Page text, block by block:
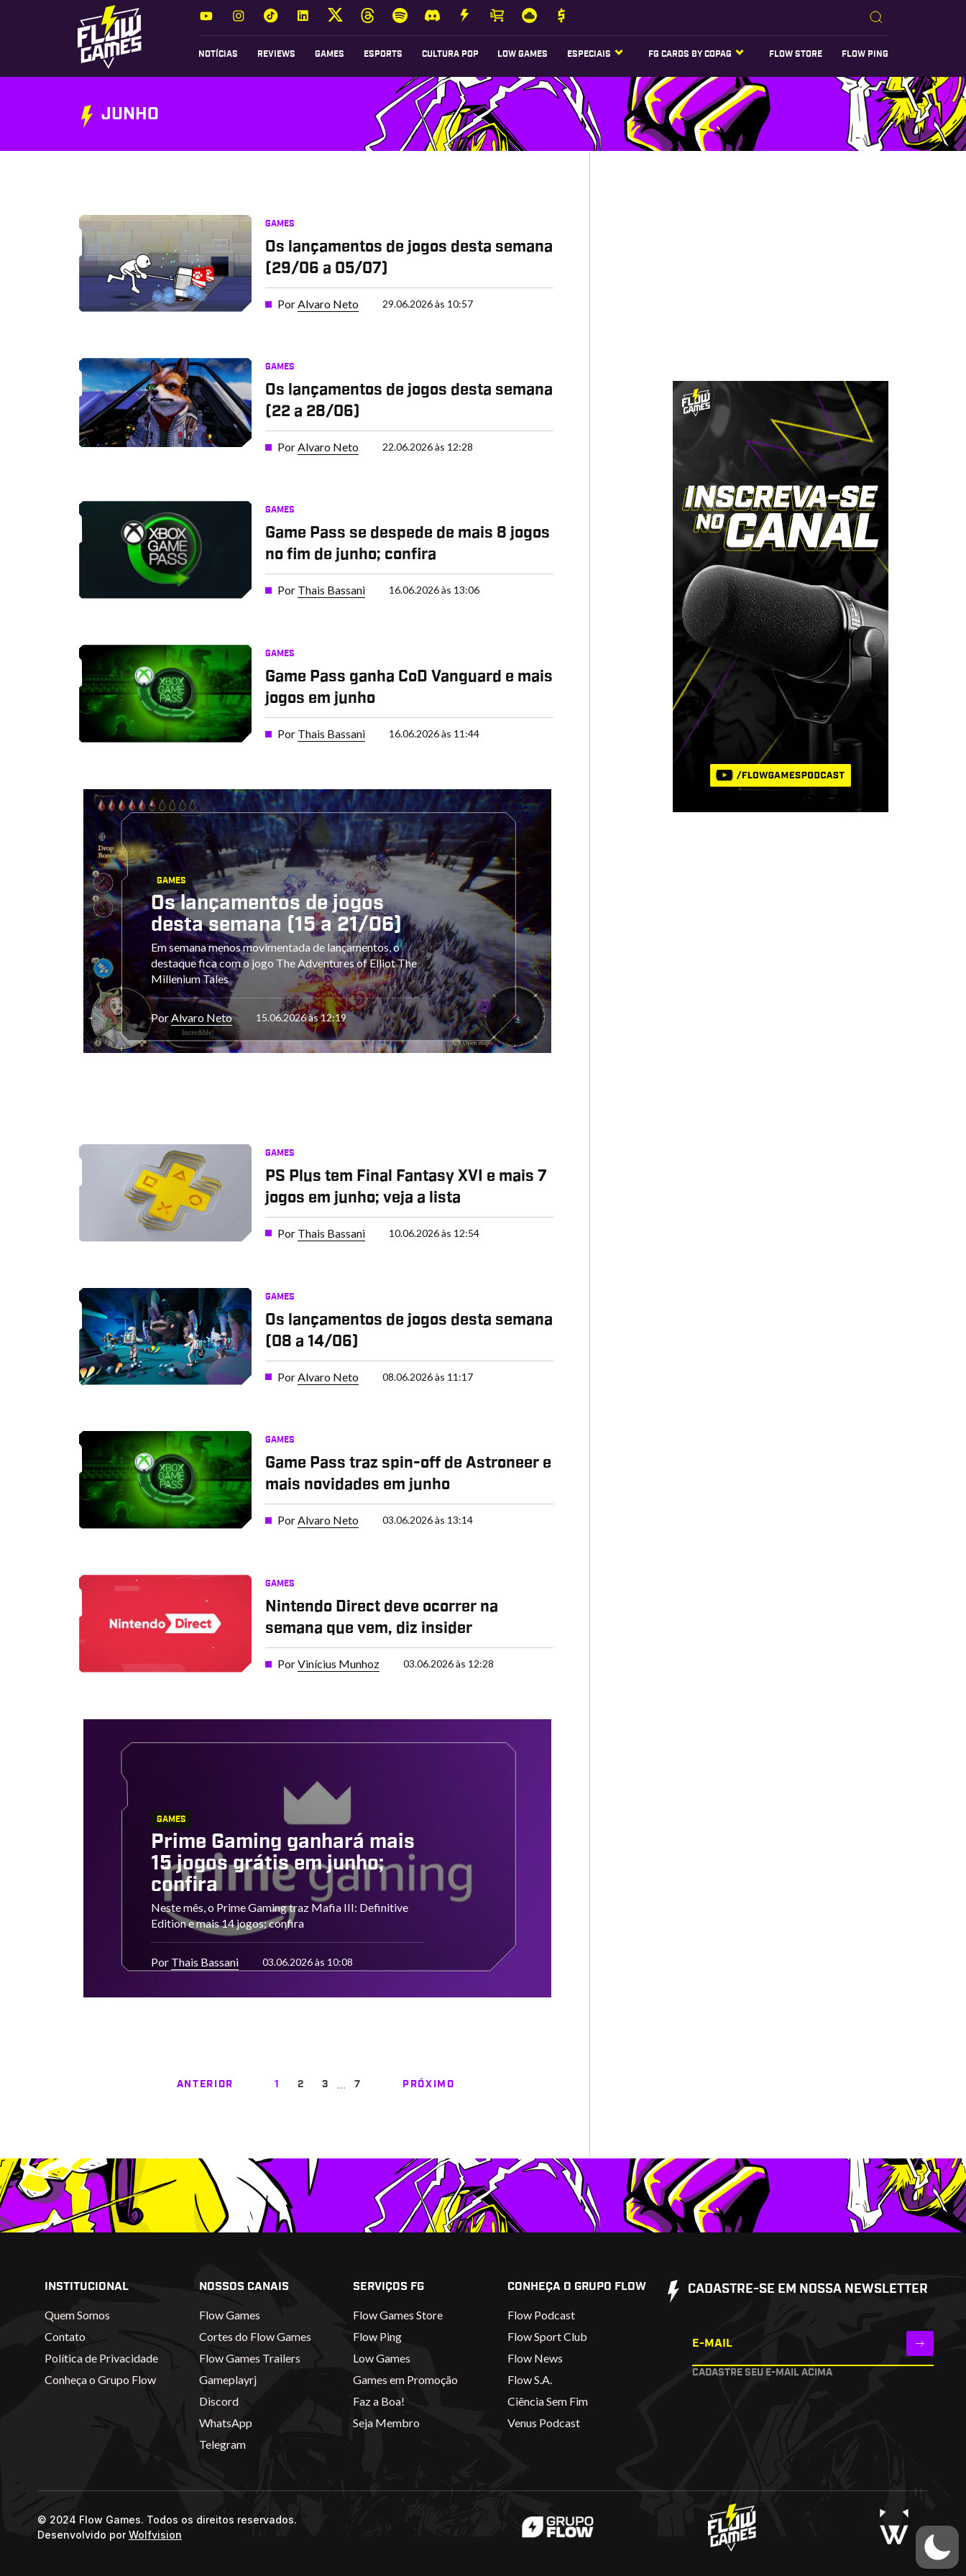
NOTÍCIAS REVIEWS GAMES ESPORTS CULTURA POP LOW GAMES ESPECIAIS FG CARDS BY COPAG FLOW STORE FLOW PING
JUNHO
GAMES
Os lançamentos de jogos desta semana
(29/06 a 05/07)
PorAlvaro Neto 29.06.2026 às 10:57
GAMES
Os lançamentos de jogos desta semana
(22 a 28/06)
PorAlvaro Neto 22.06.2026 às 12:28
GAMES
Game Pass se despede de mais 8 jogos
no fim de junho; confira
Por Thais Bassani 16.06.2026 às 13:06
GAMES
Game Pass ganha CoD Vanguard e mais
jogos em junho
Por Thais Bassani 16.06.2026 às 11:44
GAMES
Os lançamentos de jogos
desta semana (15 a 21/06)
Em semana menos movimentada de lançamentos, o
destaque fica com o jogo The Adventures of Elliot The
Millenium Tales
PorAlvaro Neto 15.06.2026 às 12:19
GAMES
PS Plus tem Final Fantasy XVI e mais 7
jogos em junho; veja a lista
Por Thais Bassani 10.06.2026 às 12:54
GAMES
Os lançamentos de jogos desta semana
(08 a 14/06)
PorAlvaro Neto 08.06.2026 às 11:17
GAMES
Game Pass traz spin-off de Astroneer e
mais novidades em junho
PorAlvaro Neto 03.06.2026 às 13:14
GAMES
Nintendo Direct deve ocorrer na
semana que vem, diz insider
PorVinícius Munhoz 03.06.2026 às 12:28
GAMES
Prime Gaming ganhará mais
15 jogos grátis em junho;
confira
Neste mês, o Prime Gaming traz Mafia III: Definitive
Edition e mais 14 jogos; confira
Por Thais Bassani 03.06.2026 às 10:08
ANTERIOR 1 2 3 … 7 PRÓXIMO
INSTITUCIONAL
Quem Somos
Contato
Política de Privacidade
Conheça o Grupo Flow
NOSSOS CANAIS
Flow Games
Cortes do Flow Games
Flow Games Trailers
Gameplayrj
Discord
WhatsApp
Telegram
SERVIÇOS FG
Flow Games Store
Flow Ping
Low Games
Games em Promoção
Faz a Boa!
Seja Membro
CONHEÇA O GRUPO FLOW
Flow Podcast
Flow Sport Club
Flow News
Flow S.A.
Ciência Sem Fim
Venus Podcast
CADASTRE-SE EM NOSSA NEWSLETTER
E-MAIL
CADASTRE SEU E-MAIL ACIMA
© 2024 Flow Games. Todos os direitos reservados.
Desenvolvido porWolfvision